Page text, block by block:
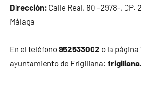
Dirección: Calle Real, 80 -2978-, CP.
Málaga
En el teléfono952533002 o la página
ayuntamiento de Frigiliana: